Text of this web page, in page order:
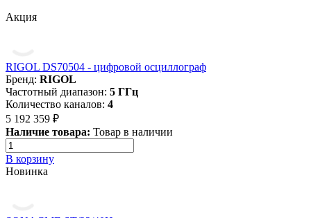
Акция
RIGOL DS70504 - цифровой осциллограф
Бренд: RIGOL
Частотный диапазон: 5 ГГц
Количество каналов: 4
5 192 359 ₽
Наличие товара: Товар в наличии
В корзину
Новинка